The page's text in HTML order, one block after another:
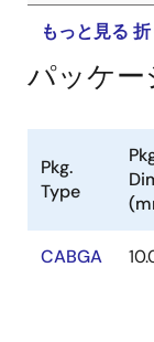
もっと見る
パッケー
Pkg.
Type
CABGA